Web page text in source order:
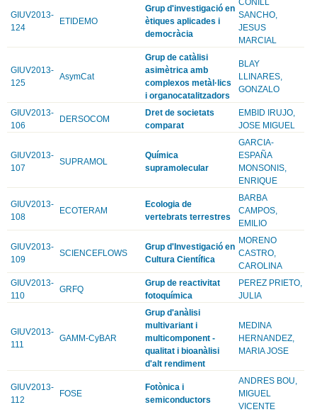
GIUV2013-
124
ETIDEMO
Grup d'investigació en
ètiques aplicades i
democràcia
SANCHO,
JESUS
MARCIAL
GIUV2013-
125
AsymCat
Grup de catàlisi
asimètrica amb
complexos metàl·lics
i organocatalitzadors
BLAY
LLINARES,
GONZALO
GIUV2013-
106
DERSOCOM
Dret de societats
comparat
EMBID IRUJO,
JOSE MIGUEL
GIUV2013-
107
SUPRAMOL
Química
supramolecular
GARCIA-
ESPAÑA
MONSONIS,
ENRIQUE
GIUV2013-
108
ECOTERAM
Ecologia de
vertebrats terrestres
BARBA
CAMPOS,
EMILIO
GIUV2013-
109
SCIENCEFLOWS
Grup d'Investigació en
Cultura Científica
MORENO
CASTRO,
CAROLINA
GIUV2013-
110
GRFQ
Grup de reactivitat
fotoquímica
PEREZ PRIETO,
JULIA
GIUV2013-
111
GAMM-CyBAR
Grup d'anàlisi
multivariant i
multicomponent -
qualitat i bioanàlisi
d'alt rendiment
MEDINA
HERNANDEZ,
MARIA JOSE
GIUV2013-
112
FOSE
Fotònica i
semiconductors
ANDRES BOU,
MIGUEL
VICENTE